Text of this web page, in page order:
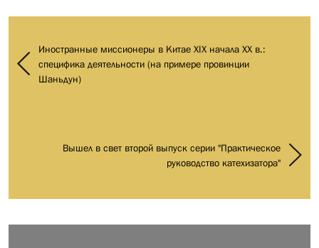
Иностранные миссионеры в Китае XIX начала XX в.:
специфика деятельности (на примере провинции
Шаньдун)
Вышел в свет второй выпуск серии "Практическое
руководство катехизатора"